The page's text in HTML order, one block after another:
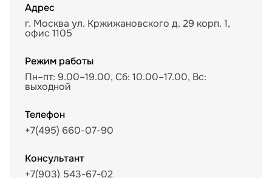
Адрес
г. Москва ул. Кржижановского д. 29 корп. 1,
офис 1105
Режим работы
Пн–пт: 9.00–19.00, Сб: 10.00–17.00, Вс:
выходной
Телефон
+7(495) 660-07-90
Консультант
+7(903) 543-67-02